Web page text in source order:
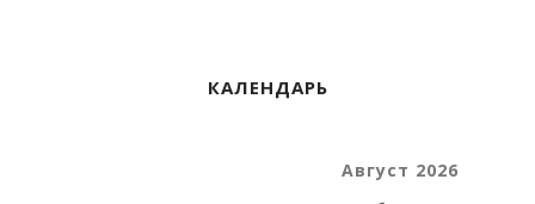
КАЛЕНДАРЬ
Август 2026